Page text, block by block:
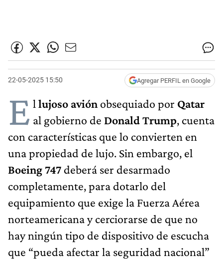
22-05-2025 15:50 Agregar PERFIL en Google
E l lujoso avión obsequiado por Qatar
al gobierno de Donald Trump, cuenta
con características que lo convierten en
una propiedad de lujo. Sin embargo, el
Boeing 747 deberá ser desarmado
completamente, para dotarlo del
equipamiento que exige la Fuerza Aérea
norteamericana y cerciorarse de que no
hay ningún tipo de dispositivo de escucha
que “pueda afectar la seguridad nacional”